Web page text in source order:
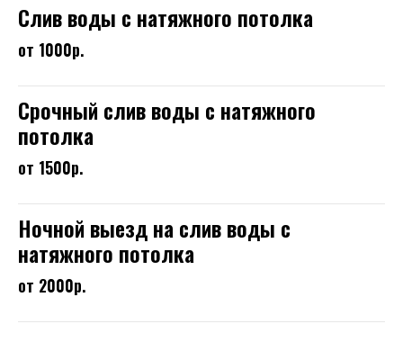
Слив воды с натяжного потолка
от 1000р.
Срочный слив воды с натяжного
потолка
от 1500р.
Ночной выезд на слив воды с
натяжного потолка
от 2000р.